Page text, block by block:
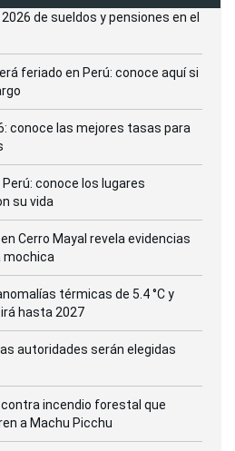
de sueldos y pensiones en el
feriado en Perú: conoce aquí si
conoce las mejores tasas para
Perú: conoce los lugares
su vida
Cerro Mayal revela evidencias
mochica
térmicas de 5.4 °C y
hasta 2027
autoridades serán elegidas
incendio forestal que
a Machu Picchu